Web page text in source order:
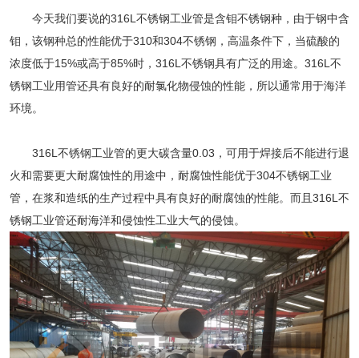
今天我们要说的316L不锈钢工业管是含钼不锈钢种，由于钢中含
钼，该钢种总的性能优于310和304不锈钢，高温条件下，当硫酸的
浓度低于15%或高于85%时，316L不锈钢具有广泛的用途。316L不
锈钢工业用管还具有良好的耐氯化物侵蚀的性能，所以通常用于海洋
环境。
316L不锈钢工业管的更大碳含量0.03，可用于焊接后不能进行退
火和需要更大耐腐蚀性的用途中，耐腐蚀性能优于304不锈钢工业
管，在浆和造纸的生产过程中具有良好的耐腐蚀的性能。而且 316L不
锈钢工业管还耐海洋和侵蚀性工业大气的侵蚀。